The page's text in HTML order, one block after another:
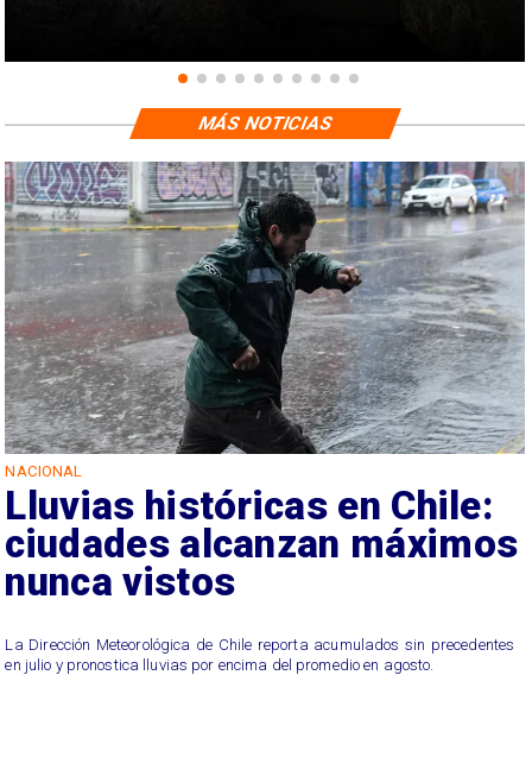
NACIONAL
Lluvias históricas en Chile:
ciudades alcanzan máximos
nunca vistos
La Dirección Meteorológica de Chile reporta acumulados sin precedentes
en julio y pronostica lluvias por encima del promedio en agosto.
MÁS NOTICIAS